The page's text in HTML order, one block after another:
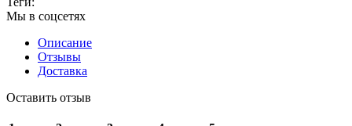
Мы в соцсетях
Описание
Отзывы
Доставка
Оставить отзыв